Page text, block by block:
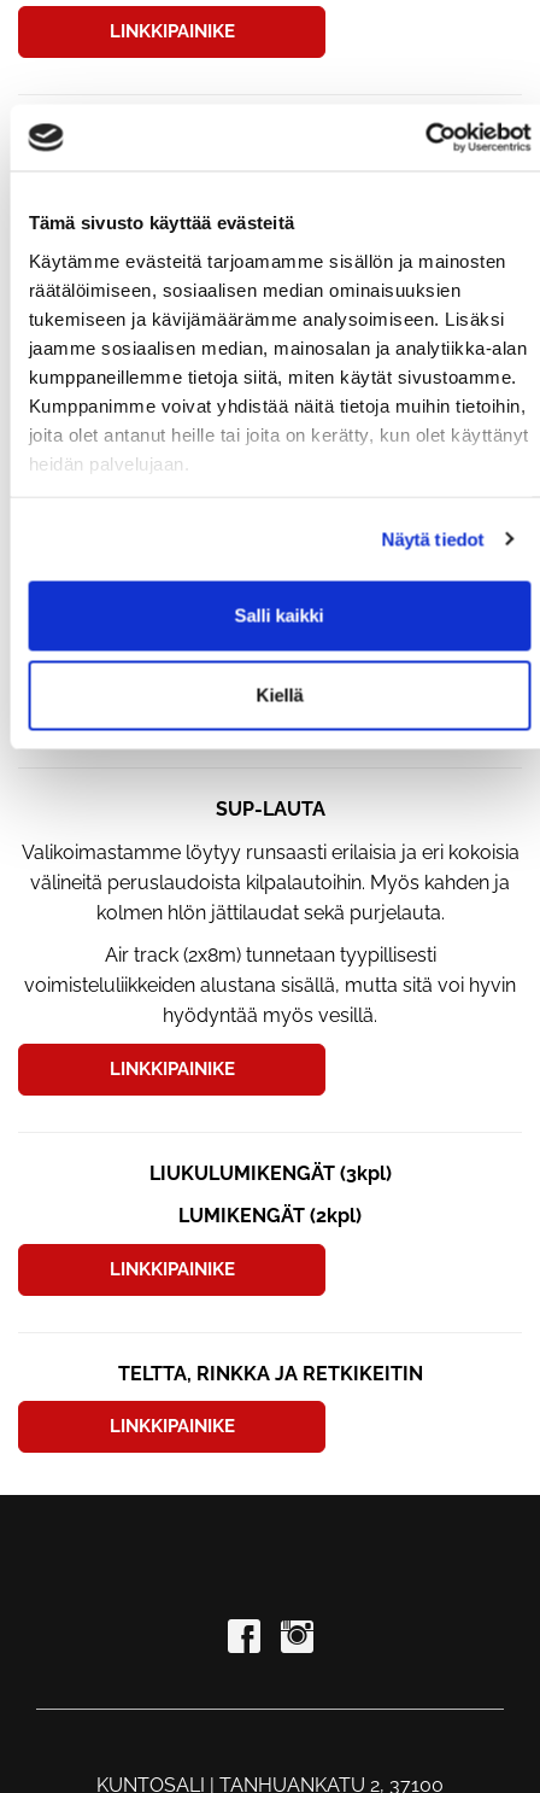
Tämä sivusto käyttää evästeitä
Käytämme evästeitä tarjoamamme sisällön ja mainosten
räätälöimiseen, sosiaalisen median ominaisuuksien
tukemiseen ja kävijämäärämme analysoimiseen. Lisäksi
jaamme sosiaalisen median, mainosalan ja analytiikka-alan
kumppaneillemme tietoja siitä, miten käytät sivustoamme.
Kumppanimme voivat yhdistää näitä tietoja muihin tietoihin,
joita olet antanut heille tai joita on kerätty, kun olet käyttänyt
heidän palvelujaan.
Näytä tiedot
Salli kaikki
Kiellä
LINKKIPAINIKE
PACKRAFT - 1hlön REPPULAUTTA (1kpl)
tarvikkeineen. Evän käyttöä ei suositella koskissa.
Alkutäyttö alemmasta venttiillistä sähköpumpulla tai
täyttöpussilla, viimeistele täyttö ylemmästä venttiilistä
jalkapumpulla tai puhaltaen.
PACKRAFT - 2hlön REPPULAUTTA (2kpl)
Kahden melottava väline, melat ja liivit. Hybridimelat, voit
käyttää joko kanootti- tai kajakkimelaa. Mukana myös
tarvikkeineen. ISS-järjestelmään säilöt tavarat, joita et
täyttöpussilla, viimeistele täyttö ylemmästä venttiilistä
jalkapumpulla tai puhaltaen.
SUP-LAUTA
Valikoimastamme löytyy runsaasti erilaisia ja eri kokoisia
välineitä peruslaudoista kilpalautoihin. Myös kahden ja
kolmen hlön jättilaudat sekä purjelauta.
Air track (2x8m) tunnetaan tyypillisesti
voimisteluliikkeiden alustana sisällä, mutta sitä voi hyvin
hyödyntää myös vesillä.
LINKKIPAINIKE
LIUKULUMIKENGÄT (3kpl)
LUMIKENGÄT (2kpl)
LINKKIPAINIKE
TELTTA, RINKKA JA RETKIKEITIN
LINKKIPAINIKE
KUNTOSALI | TANHUANKATU 2, 37100